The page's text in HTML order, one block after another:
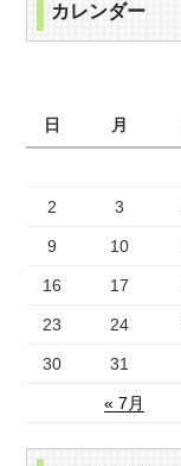
カレンダー
日
月
« 7月
2 3
9 10
16 17
23 24
30 31